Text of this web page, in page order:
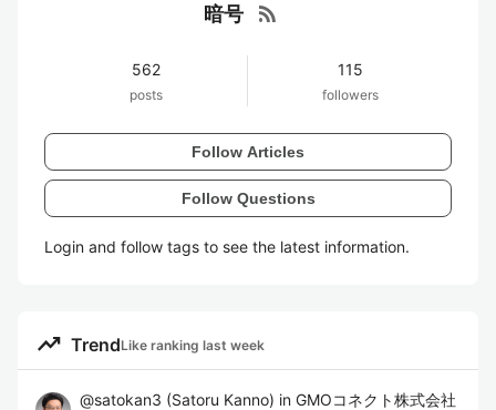
暗号 rss_feed
562
posts
115
followers
Follow Articles
Follow Questions
Login and follow tags to see the latest information.
trending_up TrendLike ranking last week
@satokan3 (Satoru Kanno) in GMOコネクト株式会社